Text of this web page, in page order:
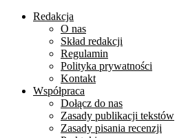
Redakcja
O nas
Skład redakcji
Regulamin
Polityka prywatności
Kontakt
Współpraca
Dołącz do nas
Zasady publikacji tekstów
Zasady pisania recenzji